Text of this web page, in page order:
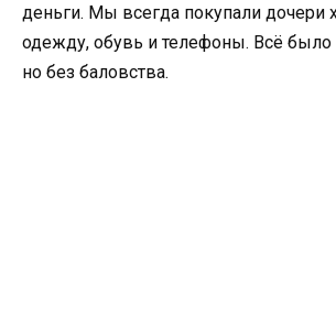
деньги. Мы всегда покупали
одежду, обувь и телефоны. Всё было
но без баловства.